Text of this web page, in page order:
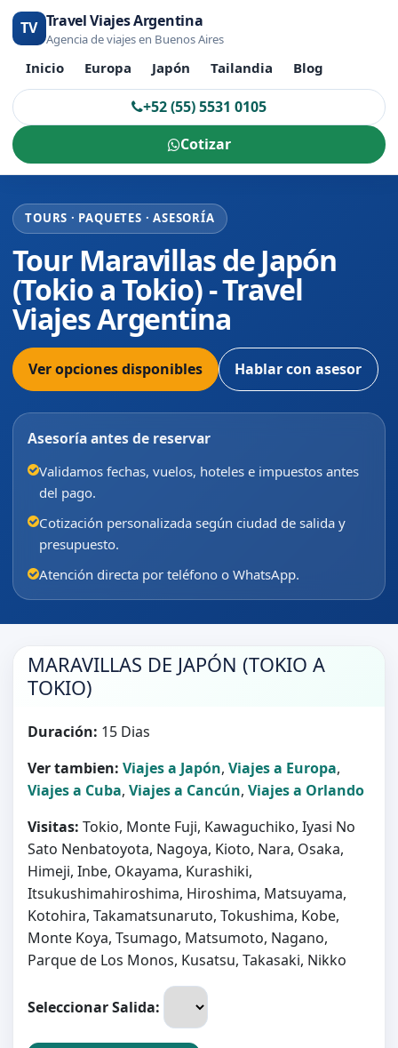
TV Travel Viajes Argentina
Agencia de viajes en Buenos Aires
Inicio Europa Japón Tailandia Blog
+52 (55) 5531 0105
Cotizar
TOURS · PAQUETES · ASESORÍA
Tour Maravillas de Japón
(Tokio a Tokio) - Travel
Viajes Argentina
Ver opciones disponibles Hablar con asesor
Asesoría antes de reservar
Validamos fechas, vuelos, hoteles e impuestos antes
del pago.
Cotización personalizada según ciudad de salida y
presupuesto.
Atención directa por teléfono o WhatsApp.
MARAVILLAS DE JAPÓN (TOKIO A
TOKIO)
Duración: 15 Dias
Ver tambien: Viajes a Japón, Viajes a Europa,
Viajes a Cuba, Viajes a Cancún, Viajes a Orlando
Visitas: Tokio, Monte Fuji, Kawaguchiko, Iyasi No
Sato Nenbatoyota, Nagoya, Kioto, Nara, Osaka,
Himeji, Inbe, Okayama, Kurashiki,
Itsukushimahiroshima, Hiroshima, Matsuyama,
Kotohira, Takamatsunaruto, Tokushima, Kobe,
Monte Koya, Tsumago, Matsumoto, Nagano,
Parque de Los Monos, Kusatsu, Takasaki, Nikko
Seleccionar Salida: